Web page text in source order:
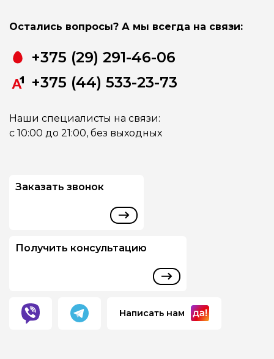
Остались вопросы? А мы всегда на связи:
+375 (29) 291-46-06
+375 (44) 533-23-73
Наши специалисты на связи:
с 10:00 до 21:00, без выходных
Заказать звонок
Получить консультацию
Написать нам